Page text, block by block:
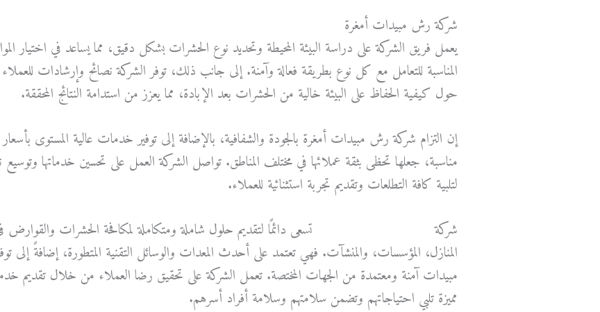
شركة رش مبيدات أمغرة
يعمل فريق الشركة على دراسة البيئة المحيطة وتحديد نوع الحشرات بشكل دقيق، مما يساعد في اختيار
المناسبة للتعامل مع كل نوع بطريقة فعالة وآمنة. إلى جانب ذلك، توفر الشركة نصائح وإرشادات للعملاء
حول كيفية الحفاظ على البيئة خالية من الحشرات بعد الإبادة، مما يعزز من استدامة النتائج المحققة.
إن التزام شركة رش مبيدات أمغرة بالجودة والشفافية، بالإضافة إلى توفير خدمات عالية المستوى بأسعار
مناسبة، جعلها تحظى بثقة عملائها في مختلف المناطق. تواصل الشركة العمل على تحسين خدماتها وتوسيع
لتلبية كافة التطلعات وتقديم تجربة استثنائية للعملاء.
شركة
تسعى دائمًا لتقديم حلول شاملة ومتكاملة لمكافحة الحشرات والقوارض
المنازل، المؤسسات، والمنشآت. فهي تعتمد على أحدث المعدات والوسائل التقنية المتطورة، إضافةً إلى
مبيدات آمنة ومعتمدة من الجهات المختصة. تعمل الشركة على تحقيق رضا العملاء من خلال تقديم
مميزة تلبي احتياجاتهم وتضمن سلامتهم وسلامة أفراد أسرهم.